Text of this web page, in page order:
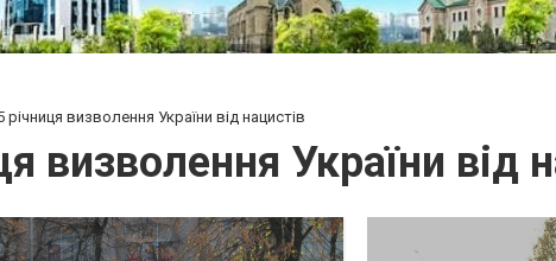
визволення України від нацистів
визволення України від